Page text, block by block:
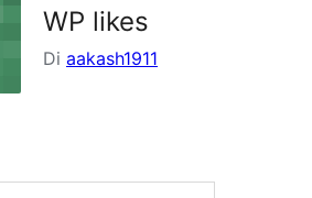
WP likes
Di aakash1911